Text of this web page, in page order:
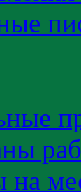
на